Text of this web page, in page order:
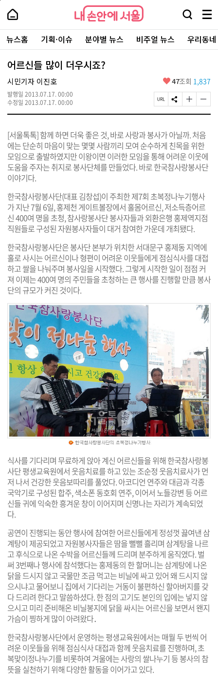
본
로
가
내
손
안
에
서
울
-
서
울
시
대
표
소
털
내
손
에
울
검
창
열
기
메
뉴
전
체
보
주
요
서
뉴스홈 기획·이슈 분야별 뉴스 비주얼 뉴스 우리동
어르신들 많이 더우시죠?
시민기자 이진호
발행일 2013.07.17. 00:00
수정일 2013.07.17. 00:00
좋
요
47조회 1,837
페
이
R
L
복
사
S
N
유
하
기
글
자
크
게
변
경
하
글
자
작
게
변
경
하
[서울톡톡] 함께 하면 더욱 좋은 것, 바로 사랑과 봉사가 아닐까. 처음
에는 단순히 마음이 맞는 몇몇 사람끼리 모여 순수하게 친목을 위한
모임으로 출발하였지만 이왕이면 이러한 모임을 통해 어려운 이웃에
도움을 주자는 취지로 봉사단체를 만들었다. 바로 한국참사랑봉사단
이야기다.
한국참사랑봉사단(대표 김창섭)이 주최한 제7회 초복정나누기행사
가 지난 7월 6일, 홍제천 게이트볼장에서 홀몸어르신, 저소득층어르
신 400여 명을 초청, 참사랑봉사단 봉사자들과 외환은행 홍제역지점
직원들로 구성된 자원봉사자들이 대거 참여한 가운데 개최됐다.
한국참사랑봉사단은 봉사단 본부가 위치한 서대문구 홍제동 지역에
홀로 사시는 어르신이나 형편이 어려운 이웃들에게 점심식사를 대접
하고 쌀을 나눠주며 봉사일을 시작했다. 그렇게 시작한 일이 점점 커
져 이제는 400여 명의 주민들을 초청하는 큰 행사를 진행할 만큼 봉사
단의 규모가 커진 것이다.
식사를 기다리며 무료하게 앉아 계신 어르신들을 위해 한국참사랑봉
사단 평생교육원에서 웃음치료를 하고 있는 조순정 웃음치료사가 먼
저 나서 건강한 웃음보따리를 풀었다. 아코디언 연주와 대금과 각종
국악기로 구성된 합주, 색소폰 동호회 연주, 이어서 노들강변 등 어르
신들 귀에 익숙한 흥겨운 창이 이어지며 신명나는 자리가 계속되었
다.
공연이 진행되는 동안 행사에 참여한 어르신들에게 정성껏 끓여낸 삼
계탕이 제공되었고 자원봉사자들은 땀을 뻘뻘 흘리며 삼계탕을 나르
고 후식으로 나온 수박을 어르신들께 드리며 분주하게 움직였다. 벌
써 3번째나 행사에 참석했다는 홍제동의 한 할머니는 삼계탕에 나온
닭을 드시지 않고 국물만 조금 먹고는 비닐에 싸고 있어 왜 드시지 않
으시냐고 물어보니 집에서 기다리는 거동이 불편하신 할아버지를 갖
다 드리려 한다고 말씀하셨다. 한 점의 고기도 본인의 입에는 넣지 않
으시고 미리 준비해온 비닐봉지에 닭을 싸시는 어르신을 보면서 왠지
가슴이 찡하게 많이 아려왔다．
한국참사랑봉사단에서 운영하는 평생교육원에서는 매월 두 번씩 어
려운 이웃들을 위해 점심식사 대접과 함께 웃음치료를 진행하며, 초
복맞이정나누기를 비롯하여 겨울에는 사랑의 쌀나누기 등 봉사의 참
뜻을 실천하기 위해 다양한 활동을 이어가고 있다.
페
상
단
로